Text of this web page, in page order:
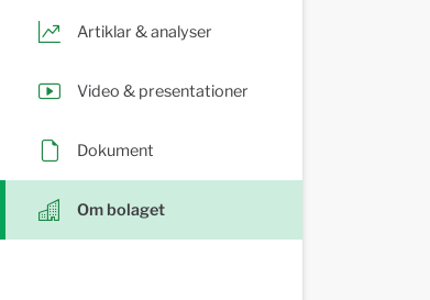
Artiklar & analyser
Video & presentationer
Dokument
Om bolaget